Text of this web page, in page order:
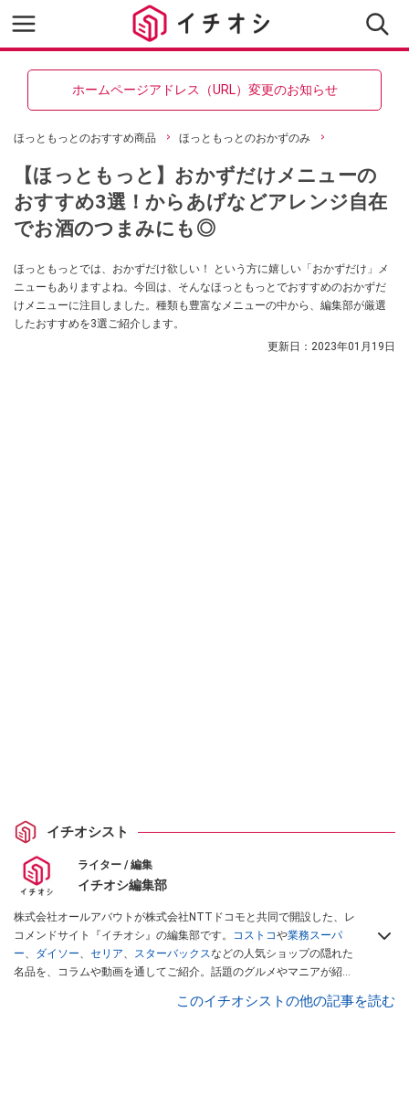
ホームページアドレス（URL）変更のお知らせ
ほっともっとのおすすめ商品 ほっともっとのおかずのみ
【ほっともっと】おかずだけメニューの
おすすめ3選！からあげなどアレンジ自在
でお酒のつまみにも◎
ほっともっとでは、おかずだけ欲しい！ という方に嬉しい「おかずだけ」メ
ニューもありますよね。今回は、そんなほっともっとでおすすめのおかずだ
けメニューに注目しました。種類も豊富なメニューの中から、編集部が厳選
したおすすめを3選ご紹介します。
更新日： 2023年01月19日
イチオシスト
ライター / 編集
イチオシ編集部
株式会社オールアバウトが株式会社NTTドコモと共同で開設した、レ
コメンドサイト『イチオシ』の編集部です。 コストコや業務スーパ
ー、 ダイソー、 セリア、 スターバックスなどの人気ショップの隠れた
名品を、コラムや動画を通してご紹介。話題のグルメやマニアが紹介
インフルエンサーが実際に使用してレビューしています。毎日トレン
このイチオシストの他の記事を読む